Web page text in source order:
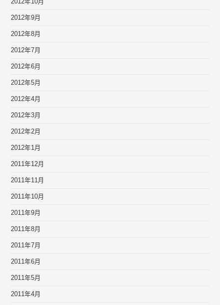
2012年10月
2012年9月
2012年8月
2012年7月
2012年6月
2012年5月
2012年4月
2012年3月
2012年2月
2012年1月
2011年12月
2011年11月
2011年10月
2011年9月
2011年8月
2011年7月
2011年6月
2011年5月
2011年4月